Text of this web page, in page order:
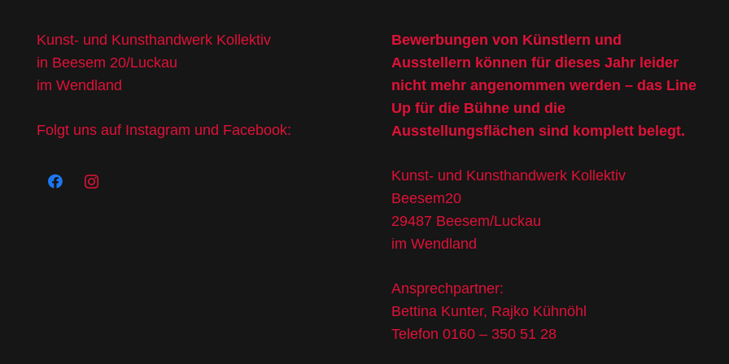
Kunst- und Kunsthandwerk Kollektiv
in Beesem 20/Luckau
im Wendland
Folgt uns auf Instagram und Facebook:
Bewerbungen von Künstlern und
Ausstellern können für dieses Jahr leider
nicht mehr angenommen werden – das Line
Up für die Bühne und die
Ausstellungsflächen sind komplett belegt.
Kunst- und Kunsthandwerk Kollektiv
Beesem20
29487 Beesem/Luckau
im Wendland
Ansprechpartner:
Bettina Kunter, Rajko Kühnöhl
Telefon 0160 – 350 51 28